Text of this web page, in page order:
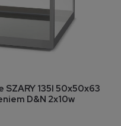
koszyka135l 50x50x63
D&N 2x10w